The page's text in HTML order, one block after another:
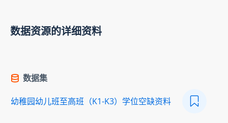
数据资源的详细资料
数据集
幼稚园幼儿班至高班（K1-K3）学位空缺资料